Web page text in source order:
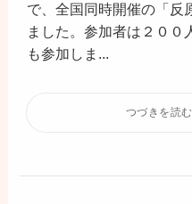
で、全国同時開催の「反
ました。参加者は２００
も参加しま...